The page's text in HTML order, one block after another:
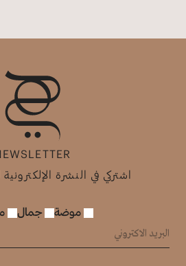
اشتركي في النشرة
موضة جمال